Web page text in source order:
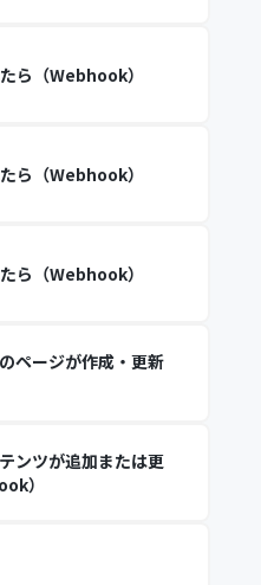
ら（Webhook）
ら（Webhook）
ら（Webhook）
ページが作成・更新
ンツが追加または更
）